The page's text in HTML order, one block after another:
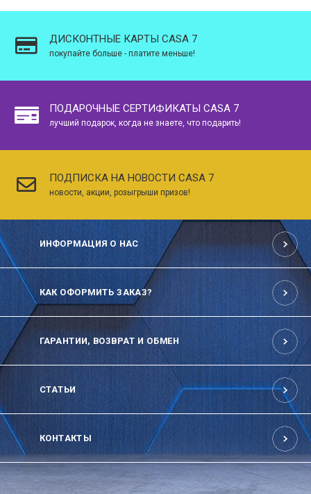
ДИСКОНТНЫЕ КАРТЫ CASA 7
покупайте больше - платите меньше!
ПОДАРОЧНЫЕ СЕРТИФИКАТЫ CASA 7
лучший подарок, когда не знаете, что подарить!
ПОДПИСКА НА НОВОСТИ CASA 7
новости, акции, розыгрыши призов!
ИНФОРМАЦИЯ О НАС
КАК ОФОРМИТЬ ЗАКАЗ?
ГАРАНТИИ, ВОЗВРАТ И ОБМЕН
СТАТЬИ
КОНТАКТЫ